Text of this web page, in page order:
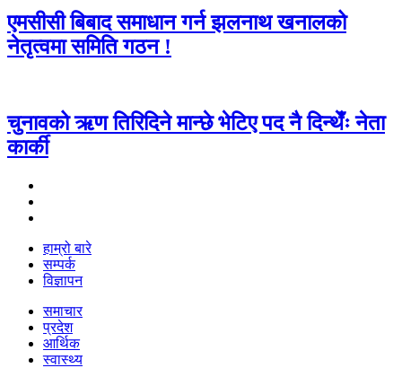
एमसीसी बिबाद समाधान गर्न झलनाथ खनालको
नेतृत्वमा समिति गठन !
चुनावको ऋण तिरिदिने मान्छे भेटिए पद नै दिन्थेँः नेता
कार्की
हाम्रो बारे
सम्पर्क
विज्ञापन
समाचार
प्रदेश
आर्थिक
स्वास्थ्य